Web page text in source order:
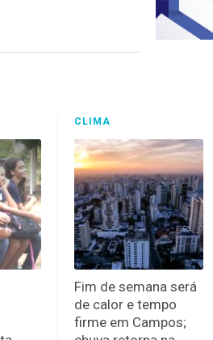
CLIMA
Fim de semana será
de calor e tempo
firme em Campos;